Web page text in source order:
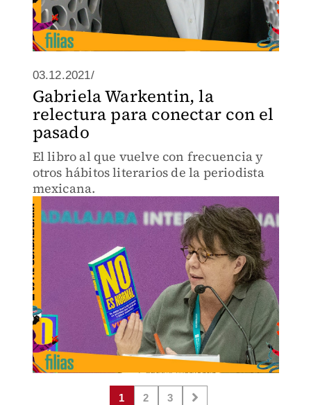
03.12.2021/
Gabriela Warkentin, la
relectura para conectar con el
pasado
El libro al que vuelve con frecuencia y
otros hábitos literarios de la periodista
mexicana.
1 2 3